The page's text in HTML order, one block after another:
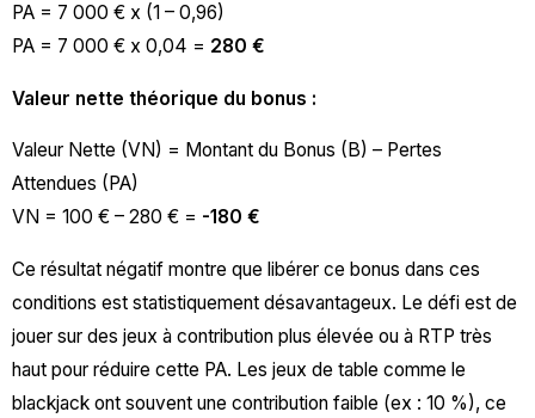
PA = 7 000 € x (1 – 0,96)
PA = 7 000 € x 0,04 = 280 €
Valeur nette théorique du bonus :
Valeur Nette (VN) = Montant du Bonus (B) – Pertes
Attendues (PA)
VN = 100 € – 280 € = -180 €
Ce résultat négatif montre que libérer ce bonus dans ces
conditions est statistiquement désavantageux. Le défi est de
jouer sur des jeux à contribution plus élevée ou à RTP très
haut pour réduire cette PA. Les jeux de table comme le
blackjack ont souvent une contribution faible (ex : 10 %), ce